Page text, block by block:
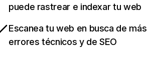
puede rastrear e indexar tu web
Escanea tu web en busca de
errores técnicos y de SEO